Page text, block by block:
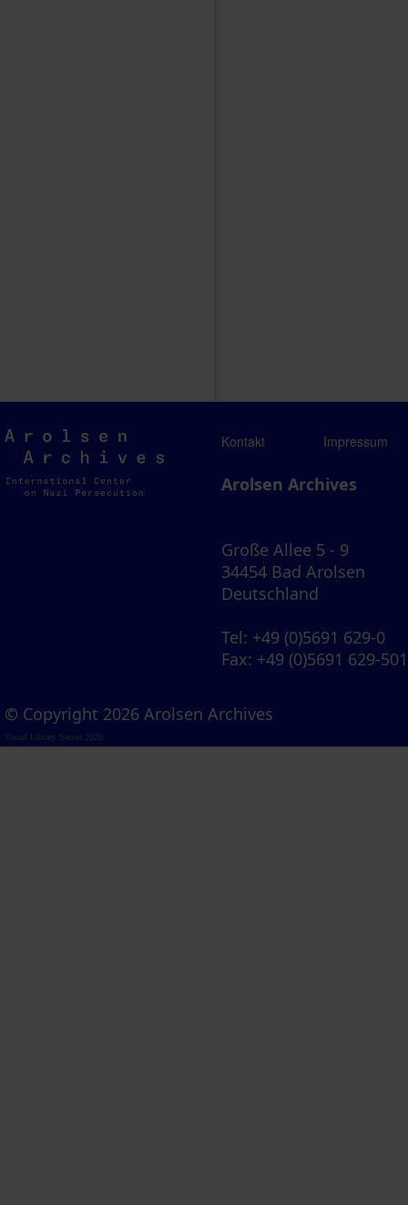
Arolsen
Archives
Kontakt Impressum
Arolsen Archives
Große Allee 5 - 9
34454 Bad Arolsen
Deutschland
Tel: +49 (0)5691 629-0
Fax: +49 (0)5691 629-501
© Copyright 2026 Arolsen Archives
Visual Library Server 2026